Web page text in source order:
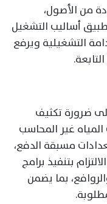
من الأصول،
أساليب التشغيل
التشغيلية ويرفع
ضرورة تكثيف
غير المحاسب
مسبقة الدفع،
بتنفيذ برامج
بما يضمن